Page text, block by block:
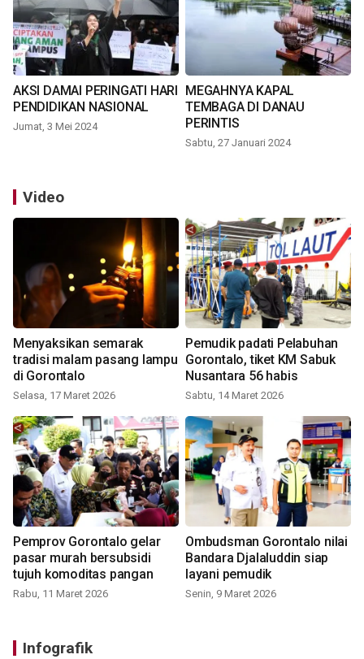
AKSI DAMAI PERINGATI HARI
PENDIDIKAN NASIONAL
Jumat, 3 Mei 2024
MEGAHNYA KAPAL
TEMBAGA DI DANAU
PERINTIS
Sabtu, 27 Januari 2024
Video
Menyaksikan semarak
tradisi malam pasang lampu
di Gorontalo
Selasa, 17 Maret 2026
Pemudik padati Pelabuhan
Gorontalo, tiket KM Sabuk
Nusantara 56 habis
Sabtu, 14 Maret 2026
Pemprov Gorontalo gelar
pasar murah bersubsidi
tujuh komoditas pangan
Rabu, 11 Maret 2026
Ombudsman Gorontalo nilai
Bandara Djalaluddin siap
layani pemudik
Senin, 9 Maret 2026
Infografik